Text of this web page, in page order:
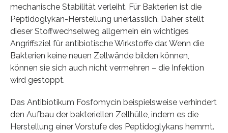
mechanische Stabilität verleiht. Für Bakterien ist die
Peptidoglykan-Herstellung unerlässlich. Daher stellt
dieser Stoffwechselweg allgemein ein wichtiges
Angriffsziel für antibiotische Wirkstoffe dar. Wenn die
Bakterien keine neuen Zellwände bilden können,
können sie sich auch nicht vermehren – die Infektion
wird gestoppt.
Das Antibiotikum Fosfomycin beispielsweise verhindert
den Aufbau der bakteriellen Zellhülle, indem es die
Herstellung einer Vorstufe des Peptidoglykans hemmt.